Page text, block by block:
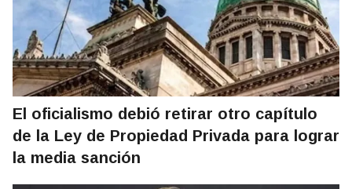
El oficialismo debió retirar otro capítulo
de la Ley de Propiedad Privada para lograr
la media sanción